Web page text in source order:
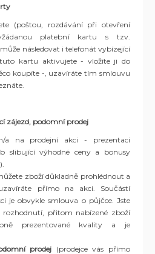
(poštou, rozdávání při otevření
platební kartu s tzv.
následovat i telefonát vybízející
kartu aktivujete - vložíte ji do
koupíte -, uzavíráte tím smlouvu
zájezd, podomní prodej
a na prodejní akci - prezentaci
slibující výhodné ceny a bonusy
zboží důkladně prohlédnout a
přímo na akci. Součástí
je obvykle smlouva o půjčce. Jste
rozhodnutí, přitom nabízené zboží
prezentované kvality a je
prodej (prodejce vás přímo